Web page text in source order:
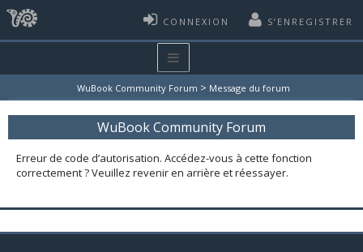
CONNEXION S’ENREGISTRER
WuBook Community Forum > Message du forum
WuBook Community Forum
Erreur de code d’autorisation. Accédez-vous à cette fonction
correctement ? Veuillez revenir en arrière et réessayer.